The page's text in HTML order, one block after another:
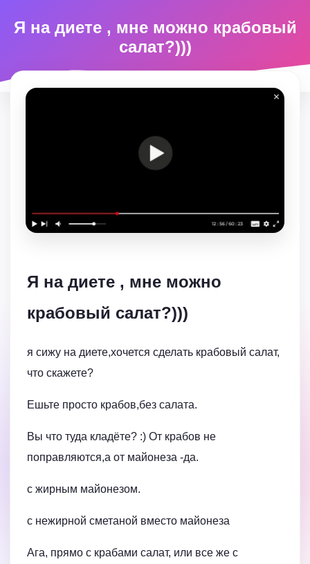
Я на диете , мне можно крабовый
салат?)))
Я на диете , мне можно
крабовый салат?)))
я сижу на диете,хочется сделать крабовый салат,
что скажете?
Ешьте просто крабов,без салата.
Вы что туда кладёте? :) От крабов не
поправляются,а от майонеза -да.
с жирным майонезом.
с нежирной сметаной вместо майонеза
Ага, прямо с крабами салат, или все же с